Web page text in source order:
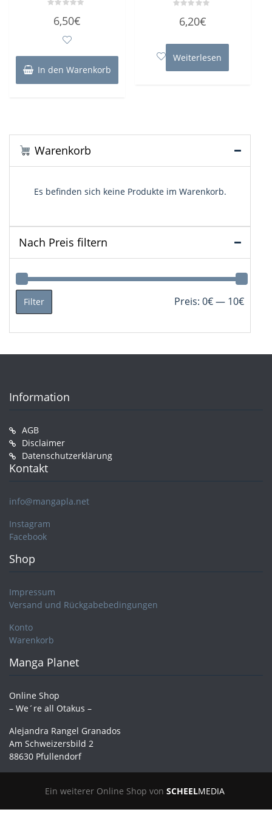
mit6,50€
In den Warenkorb
mit
5
6,20€
Weiterlesen
Warenkorb
Es befinden sich keine Produkte im Warenkorb.
Nach Preis filtern
Min.
Max.
Filter Preis: 0€— 10€
Information
AGB
Disclaimer
Datenschutzerklärung
Kontakt
info@mangapla.net
Instagram
Facebook
Shop
Impressum
Versand und Rückgabebedingungen
Konto
Warenkorb
Manga Planet
Online Shop
– We´re all Otakus –
Alejandra Rangel Granados
Am Schweizersbild 2
88630 Pfullendorf
Ein weiterer Online Shop von SCHEELMEDIA